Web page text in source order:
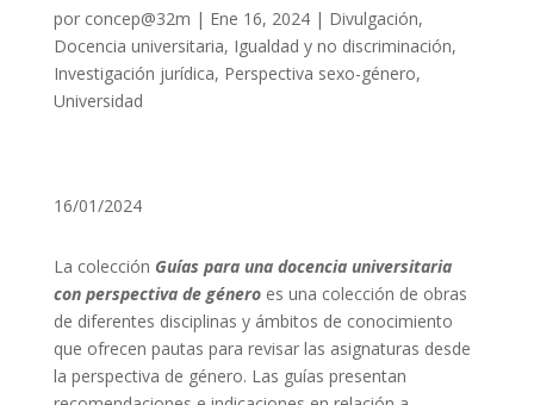
por concep@32m | Ene 16, 2024| Divulgación,
Docencia universitaria, Igualdad y no discriminación,
Investigación jurídica, Perspectiva sexo-género,
Universidad
16/01/2024
La colección Guías para una docencia universitaria
con perspectiva de géneroes una colección de obras
de diferentes disciplinas y ámbitos de conocimiento
que ofrecen pautas para revisar las asignaturas desde
la perspectiva de género. Las guías presentan